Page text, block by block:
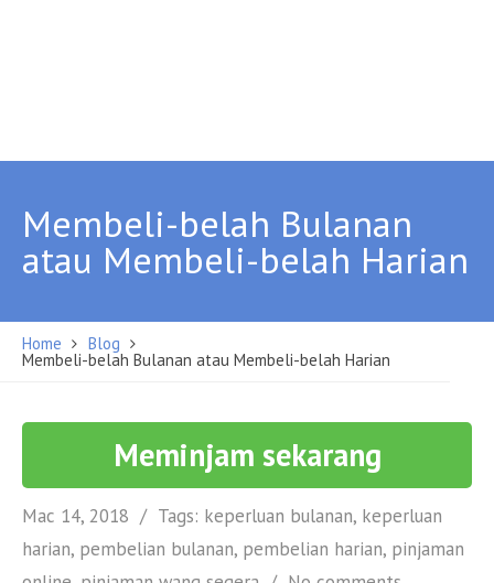
Membeli-belah Bulanan
atau Membeli-belah Harian
Home Blog
Membeli-belah Bulanan atau Membeli-belah Harian
Meminjam sekarang
Mac 14, 2018 Tags: keperluan bulanan, keperluan
harian, pembelian bulanan, pembelian harian, pinjaman